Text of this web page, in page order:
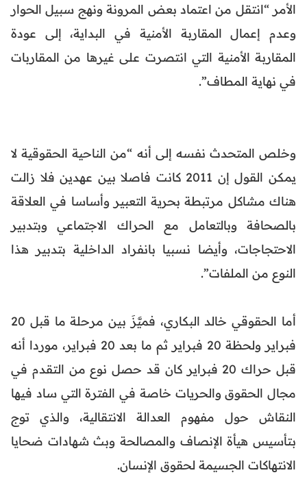
الأمر “انتقل من اعتماد بعض المرونة ونهج سبيل الحوار
وعدم إعمال المقاربة الأمنية في البداية، إلى عودة
المقاربة الأمنية التي انتصرت على غيرها من المقاربات
في نهاية المطاف”.
وخلص المتحدث نفسه إلى أنه “من الناحية الحقوقية لا
يمكن القول إن 2011 كانت فاصلا بين عهدين فلا زالت
هناك مشاكل مرتبطة بحرية التعبير وأساسا في العلاقة
بالصحافة وبالتعامل مع الحراك الاجتماعي وبتدبير
الاحتجاجات، وأيضا نسبيا بانفراد الداخلية بتدبير هذا
النوع من الملفات”.
أما الحقوقي خالد البكاري، فميَّزَ بين مرحلة ما قبل 20
فبراير ولحظة 20 فبراير ثم ما بعد 20 فبراير، موردا أنه
قبل حراك 20 فبراير كان قد حصل نوع من التقدم في
مجال الحقوق والحريات خاصة في الفترة التي ساد فيها
النقاش حول مفهوم العدالة الانتقالية، والذي توج
بتأسيس هيأة الإنصاف والمصالحة وبث شهادات ضحايا
الانتهاكات الجسيمة لحقوق الإنسان.